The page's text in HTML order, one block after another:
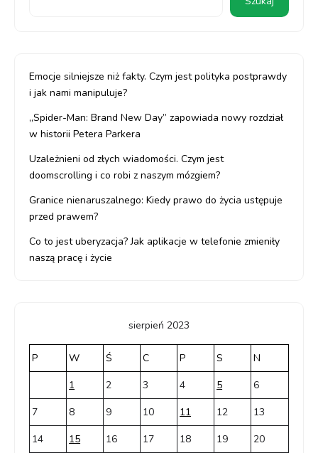
Emocje silniejsze niż fakty. Czym jest polityka postprawdy
i jak nami manipuluje?
„Spider-Man: Brand New Day” zapowiada nowy rozdział
w historii Petera Parkera
Uzależnieni od złych wiadomości. Czym jest
doomscrolling i co robi z naszym mózgiem?
Granice nienaruszalnego: Kiedy prawo do życia ustępuje
przed prawem?
Co to jest uberyzacja? Jak aplikacje w telefonie zmieniły
naszą pracę i życie
sierpień 2023
P W Ś C P S
N
1
2 3 4 5
6
7
8 9 10 11 12
13
14
15 16 17 18 19
20